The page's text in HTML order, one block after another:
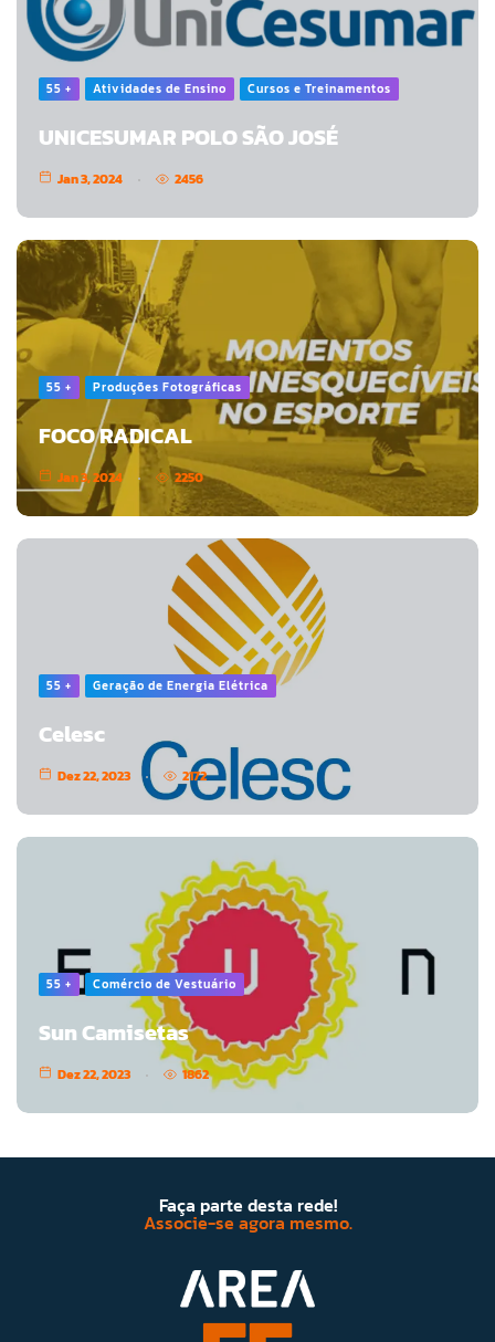
55 + Atividades de Ensino Cursos e Treinamentos
UNICESUMAR POLO SÃO JOSÉ
Jan 3, 2024 2456
55 + Produções Fotográficas
FOCO RADICAL
Jan 3, 2024 2250
55 + Geração de Energia Elétrica
Celesc
Dez 22, 2023 2172
55 + Comércio de Vestuário
Sun Camisetas
Dez 22, 2023 1862
Faça parte desta rede!
Associe-se agora mesmo.